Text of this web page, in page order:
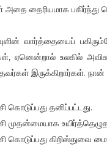
தைரியமாக பகிர்ந்து
வார்த்தையைப்
உலகில்
இருக்கிறார்கள். நான்
கொடுப்பது தனிப்பட்டது.
முதன்மையாக
கொடுப்பது கிறிஸ்துவை